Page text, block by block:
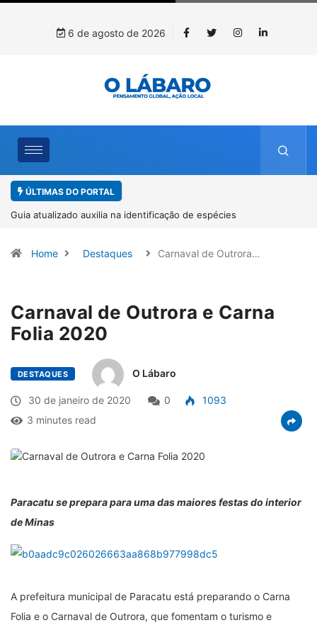
6 de agosto de 2026
ÚLTIMAS DO PORTAL
Kinross inicia rastreamento digital de 10 mil mudas usadas na
Home Destaques Carnaval de Outrora…
Carnaval de Outrora e Carna
Folia 2020
DESTAQUES O Lábaro
30 de janeiro de 2020 0
1093
3 minutes read
Paracatu se prepara para uma das maiores festas do interior
de Minas
A prefeitura municipal de Paracatu está preparando o Carna
Folia e o Carnaval de Outrora, que fomentam o turismo e